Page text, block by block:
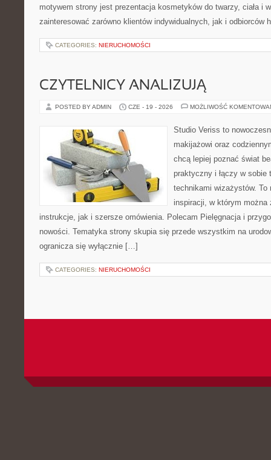
motywem strony jest prezentacja kosmetyków do twarzy, ciała i
zainteresować zarówno klientów indywidualnych, jak i
CATEGORIES: NIERUCHOMOŚCI
CZYTELNICY ANALIZUJĄ
POSTED BY ADMIN CZE - 19 - 2026 MOŻLIWOŚĆ
Studio Veriss to
makijażowi oraz
chcą lepiej poznać świat
praktyczny i łączy w sobie
technikami wizażystów. To
inspiracji, w którym można
instrukcje, jak i szersze omówienia. Polecam Pielęgnacja i
nowości. Tematyka strony skupia się przede wszystkim na
ogranicza się wyłącznie […]
CATEGORIES: NIERUCHOMOŚCI